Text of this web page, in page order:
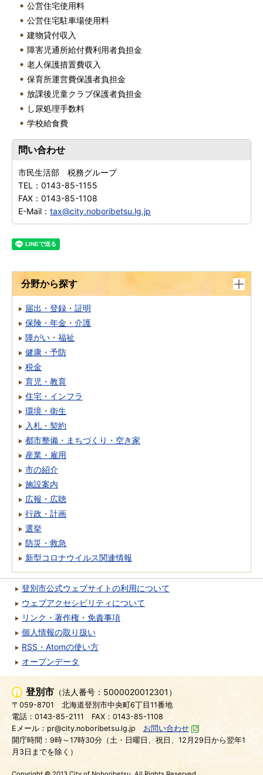
公営住宅使用料
公営住宅駐車場使用料
建物貸付収入
障害児通所給付費利用者負担金
老人保護措置費収入
保育所運営費保護者負担金
放課後児童クラブ保護者負担金
し尿処理手数料
学校給食費
問い合わせ
市民生活部 税務グループ
TEL： 0143-85-1155
FAX： 0143-85-1108
E-Mail： tax@city.noboribetsu.lg.jp
分野から探す
届出・登録・証明
保険・年金・介護
障がい・福祉
健康・予防
税金
育児・教育
住宅・インフラ
環境・衛生
入札・契約
都市整備・まちづくり・空き家
産業・雇用
市の紹介
施設案内
広報・広聴
行政・計画
選挙
防災・救急
新型コロナウイルス関連情報
登別市公式ウェブサイトの利用について
ウェブアクセシビリティについて
リンク・著作権・免責事項
個人情報の取り扱い
RSS・Atomの使い方
オープンデータ
登別市 （法人番号：5000020012301）
〒059-8701
北海道登別市中央町6丁目11番地
電話：0143-85-2111
FAX：0143-85-1108
Eメール：pr@city.noboribetsu.lg.jp
お問い合わせ
開庁時間：9時～17時30分（土・日曜日、祝日、12月29日から翌年1
月3日までを除く）